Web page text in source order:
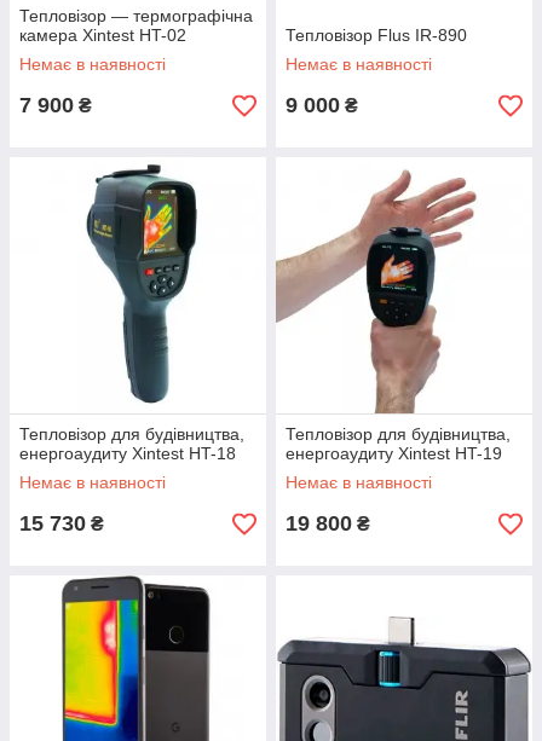
Тепловізор — термографічна
камера Xintest HT-02
Немає в наявності
7 900 ₴
Тепловізор Flus IR-890
Немає в наявності
9 000 ₴
Тепловізор для будівництва,
енергоаудиту Xintest HT-18
Немає в наявності
15 730 ₴
Тепловізор для будівництва,
енергоаудиту Xintest HT-19
Немає в наявності
19 800 ₴